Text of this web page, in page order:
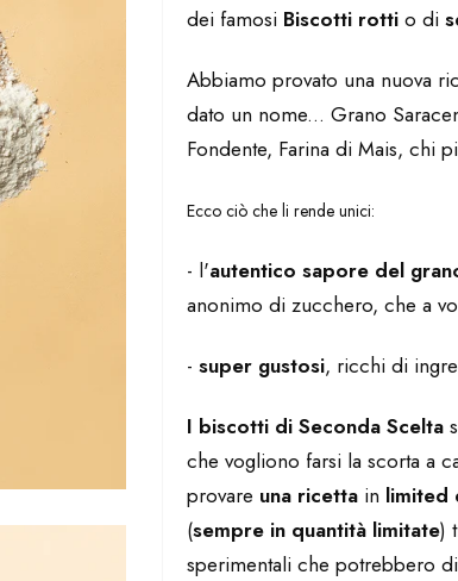
dei famosi Biscotti rotti o di
Abbiamo provato una nuova
dato un nome... Grano
Fondente, Farina di Mais, chi
Ecco ciò che li rende unici:
- l'autentico sapore del
anonimo di zucchero, che a
- super gustosi, ricchi di
I biscotti di Seconda Scelta
che vogliono farsi la scorta a
provare una ricetta in limited
(sempre in quantità limitate)
sperimentali che potrebbero